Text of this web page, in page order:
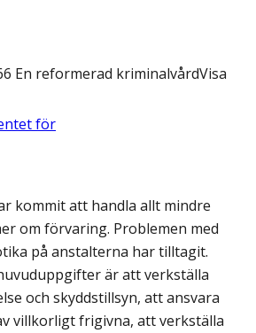
En reformerad kriminalvårdVisa
för
kommit att handla allt mindre
om förvaring. Problemen med
på anstalterna har tilltagit.
är att verkställa
och skyddstillsyn, att ansvara
villkorligt frigivna, att verkställa